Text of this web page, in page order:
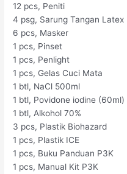
12 pcs, Peniti
4 psg, Sarung Tangan Latex
6 pcs, Masker
1 pcs, Pinset
1 pcs, Penlight
1 pcs, Gelas Cuci Mata
1 btl, NaCl 500ml
1 btl, Povidone iodine (60ml)
1 btl, Alkohol 70%
3 pcs, Plastik Biohazard
1 pcs, Plastik ICE
1 pcs, Buku Panduan P3K
1 pcs, Manual Kit P3K